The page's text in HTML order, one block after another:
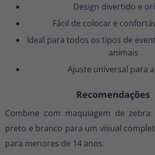
Design divertido e
Fácil de colocar e
Ideal para todos os tipos de
animais
Ajuste universal para
Recomendações
Combine com maquiagem de
preto e branco para um visual
para menores de 14 anos.